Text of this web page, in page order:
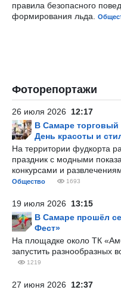
правила безопасного
формирования льда.
Фоторепортажи
26 июля 2026 12:17
В Самаре торговый
День красоты и
На территории фудкорта
праздник с модными
конкурсами и
Общество 1693
19 июля 2026 13:15
В Самаре прошёл
Фест»
На площадке около ТК
запустить разнообразных
1219
27 июня 2026 12:37